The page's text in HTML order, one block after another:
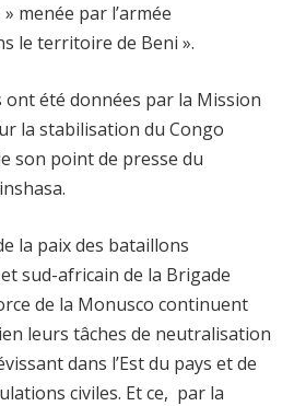
menée par l’armée
le territoire de Beni ».
ont été données par la Mission
la stabilisation du Congo
son point de presse du
la paix des bataillons
sud-africain de la Brigade
de la Monusco continuent
leurs tâches de neutralisation
dans l’Est du pays et de
civiles. Et ce, par la